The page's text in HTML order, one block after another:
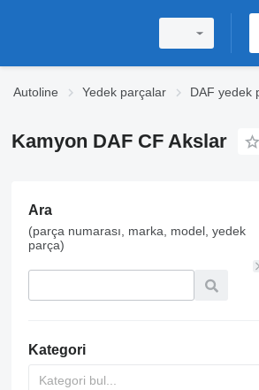
Autoline Yedek parçalar DAF yedek
Kamyon DAF CF Akslar
Ara
(parça numarası, marka, model, yedek
parça)
Kategori